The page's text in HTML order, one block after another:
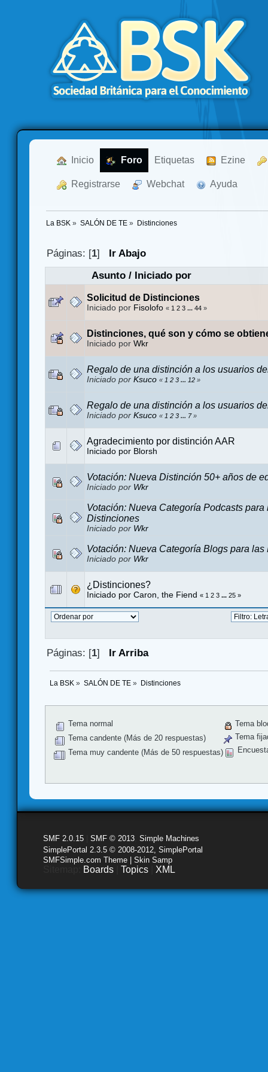
Inicio Foro Etiquetas Ezine
Registrarse Webchat Ayuda
La BSK » SALÓN DE TE » Distinciones
Páginas: [1]
Ir Abajo
Asunto/ Iniciado por
Solicitud de Distinciones
Iniciado por Fisolofo « 1 2 3 ... 44 »
Distinciones, qué son y cómo se
Iniciado por Wkr
Regalo de una distinción a los usuarios
Iniciado por Ksuco « 1 2 3 ... 12 »
Regalo de una distinción a los usuarios
Iniciado por Ksuco « 1 2 3 ... 7»
Agradecimiento por distinción AAR
Iniciado por Blorsh
Votación: Nueva Distinción 50+ años de
Iniciado por Wkr
Votación: Nueva Categoría Podcasts para
Distinciones
Iniciado por Wkr
Votación: Nueva Categoría Blogs para las
Iniciado por Wkr
¿Distinciones?
Iniciado por Caron, the Fiend « 1 2 3 ... 25 »
Páginas: [1] Ir Arriba
La BSK » SALÓN DE TE» Distinciones
Tema normal
Tema candente (Más de 20 respuestas)
Tema muy candente (Más de 50 respuestas)
Tema
Tema
SMF 2.0.15 SMF © 2013 Simple Machines
SimplePortal 2.3.5 © 2008-2012, SimplePortal
SMFSimple.com Theme | Skin Samp
Boards Topics XML